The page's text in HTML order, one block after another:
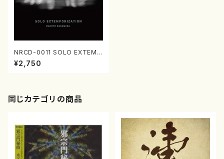
NRCD-0011 SOLO EXTEMP
ORIZATION（中村真／ピアノ
／CD）
¥2,750
同じカテゴリの商品